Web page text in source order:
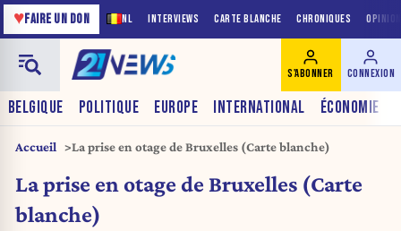
NL INTERVIEWS CARTE BLANCHE CHRONIQUES
♥FAIRE UN DON
BELGIQUE POLITIQUE EUROPE INTERNATIONAL ÉCONOMIE
S'ABONNER CONNEXION
Accueil La prise en otage de Bruxelles (Carte blanche)
La prise en otage de Bruxelles (Carte
blanche)